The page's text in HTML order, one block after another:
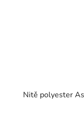
Nitě polyester